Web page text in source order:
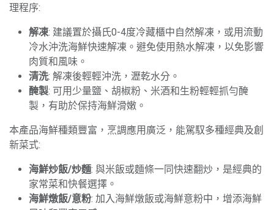
理程序:
解凍: 建議置於攝氏0-4度冷藏櫃中自然解凍，或用流動
冷水沖洗海鮮快速解凍。避免使用熱水解凍，以免影響
肉質和風味。
清洗: 解凍後輕輕沖洗，瀝乾水分。
醃製: 可用少量鹽、胡椒粉、米酒和生粉輕輕抓勻醃
製，有助於保持海鮮滑嫩。
本產品海鮮種類豐富，烹調應用廣泛，能駕馭多種經典及創
新菜式:
海鮮炒飯/炒麵: 與米飯或麵條一同快速翻炒，是經典的
家常菜和快餐選擇。
海鮮燉飯/意粉: 加入海鮮燉飯或海鮮意粉中，增添海鮮